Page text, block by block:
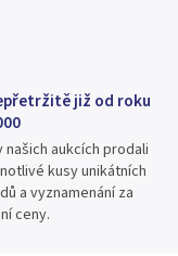
již od roku
aukcích prodali
kusy unikátních
a vyznamenání za
ceny.